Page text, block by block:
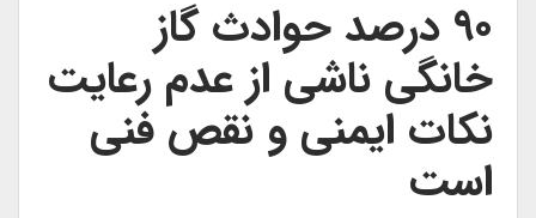
۹۰ درصد حوادث گاز
خانگی ناشی از عدم رعایت
نکات ایمنی و نقص فنی
است